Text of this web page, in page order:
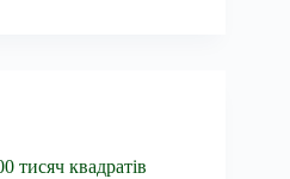
тисяч квадратів